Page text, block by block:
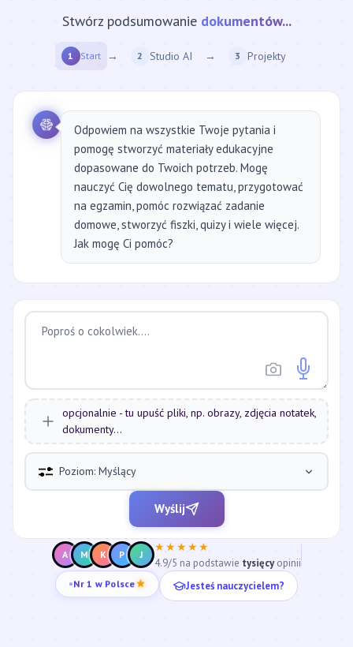
Stwórz podsumowanie strony internetowej...
1 Start → 2 Studio AI → 3 Projekty
Odpowiem na wszystkie Twoje pytania i
pomogę stworzyć materiały edukacyjne
dopasowane do Twoich potrzeb. Mogę
nauczyć Cię dowolnego tematu, przygotować
na egzamin, pomóc rozwiązać zadanie
domowe, stworzyć fiszki, quizy i wiele więcej.
Jak mogę Ci pomóc?
opcjonalnie - tu upuść pliki, np. obrazy, zdjęcia notatek,
dokumenty...
Poziom: Myślący
Wyślij
A M K P J
★★★★★
4.9/5 na podstawie tysięcyopinii
Nr 1 w Polsce Jesteś nauczycielem?